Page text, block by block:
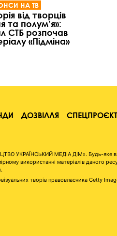
НА ТВ
від творців
та полум’я»:
СТБ розпочав
«Підміна»
ДОЗВІЛЛЯ
УКРАЇНСЬКИЙ МЕДІА ДІМ». Будь-яке
використанні матеріалів даного
творів правовласника Getty